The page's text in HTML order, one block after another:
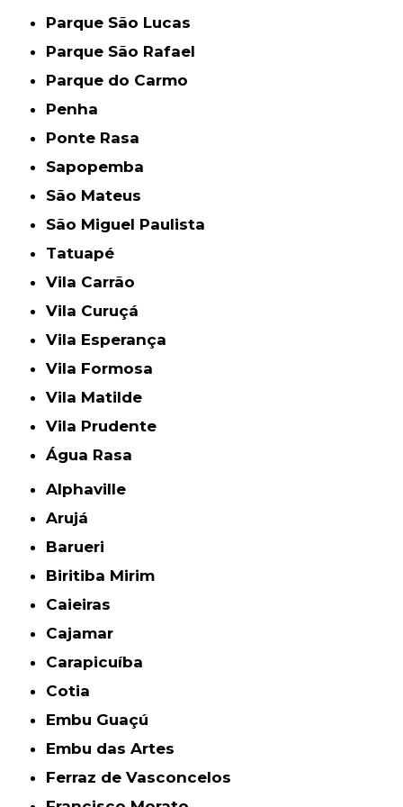
Parque São Lucas
Parque São Rafael
Parque do Carmo
Penha
Ponte Rasa
Sapopemba
São Mateus
São Miguel Paulista
Tatuapé
Vila Carrão
Vila Curuçá
Vila Esperança
Vila Formosa
Vila Matilde
Vila Prudente
Água Rasa
Alphaville
Arujá
Barueri
Biritiba Mirim
Caieiras
Cajamar
Carapicuíba
Cotia
Embu Guaçú
Embu das Artes
Ferraz de Vasconcelos